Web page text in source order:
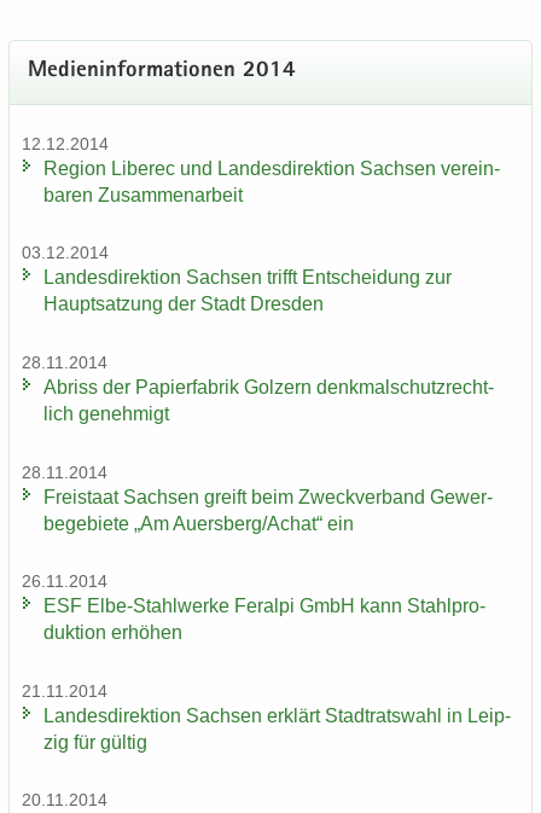
Me­di­en­in­for­ma­tio­nen 2014
12.12.2014
Re­gi­on Li­be­rec und Lan­des­di­rek­ti­on Sach­sen ver­ein­
ba­ren Zu­sam­men­ar­beit
03.12.2014
Lan­des­di­rek­ti­on Sach­sen trifft Ent­schei­dung zur
Haupt­sat­zung der Stadt Dres­den
28.11.2014
Ab­riss der Pa­pier­fa­brik Golz­ern denk­mal­schutz­recht­
lich ge­neh­migt
28.11.2014
Frei­staat Sach­sen greift beim Zweck­ver­band Ge­wer­
be­ge­bie­te „Am Au­ers­berg/Achat“ ein
26.11.2014
ESF Elbe-​Stahlwerke Fer­al­pi GmbH kann Stahl­pro­
duk­ti­on er­hö­hen
21.11.2014
Lan­des­di­rek­ti­on Sach­sen er­klärt Stadt­rats­wahl in Leip­
zig für gül­tig
20.11.2014